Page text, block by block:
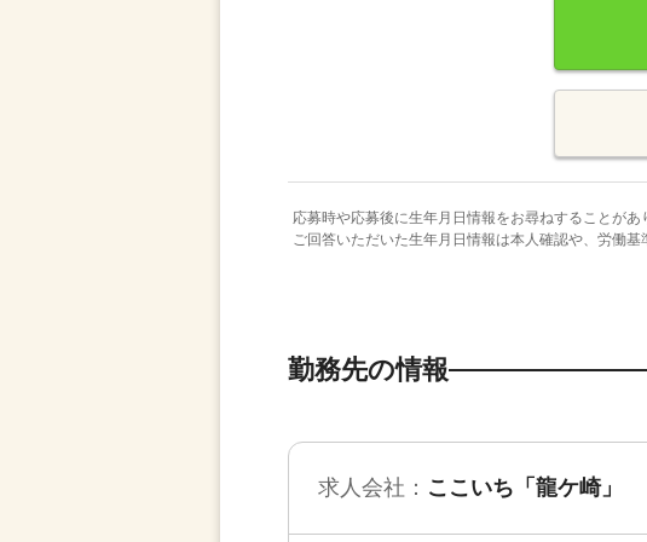
応募時や応募後に生年月日情報をお尋ねすることが
ご回答いただいた生年月日情報は本人確認や、労働基
勤務先の情報
求人会社： ここいち「龍ケ崎」